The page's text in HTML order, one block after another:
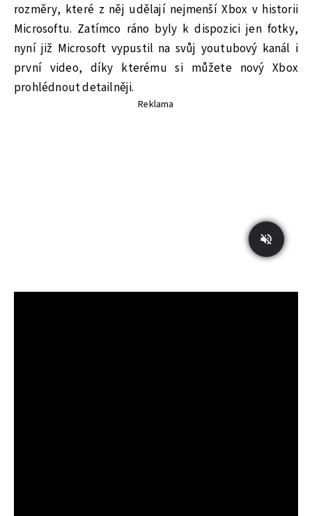
rozměry, které z něj udělají nejmenší Xbox v historii
Microsoftu. Zatímco ráno byly k dispozici jen fotky,
nyní již Microsoft vypustil na svůj youtubový kanál i
první video, díky kterému si můžete nový Xbox
prohlédnout detailněji.
Reklama